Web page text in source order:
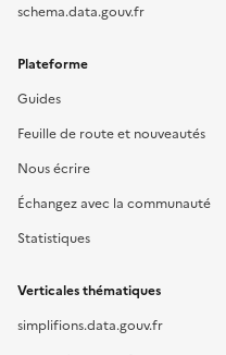
schema.data.gouv.fr
Plateforme
Guides
Feuille de route et nouveautés
Nous écrire
Échangez avec la communauté
Statistiques
Verticales thématiques
simplifions.data.gouv.fr